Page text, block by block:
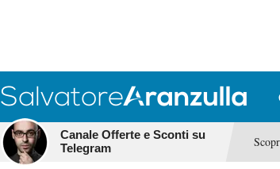
Canale Offerte e Sconti su
Telegram